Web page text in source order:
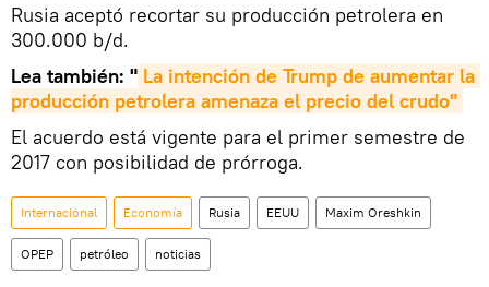
Rusia aceptó recortar su producción petrolera en
300.000 b/d.
Lea también: " La intención de Trump de aumentar la
producción petrolera amenaza el precio del crudo"
El acuerdo está vigente para el primer semestre de
2017 con posibilidad de prórroga.
Internacional Economía Rusia EEUU Maxim Oreshkin
OPEP petróleo noticias